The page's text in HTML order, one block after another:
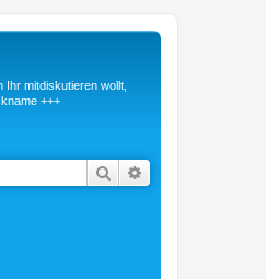
mitdiskutieren wollt,
+++
Suche